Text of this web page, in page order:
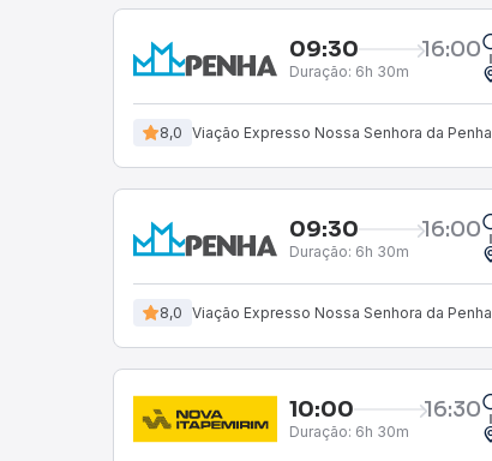
09:30 16:00
Duração: 6h 30m
8,0 Viação Expresso Nossa Senhora da Penha
09:30 16:00
Duração: 6h 30m
8,0 Viação Expresso Nossa Senhora da Penha
10:00 16:30
Duração: 6h 30m